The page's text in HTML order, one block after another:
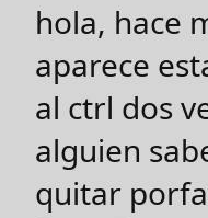
hola, hace
aparece
al ctrl dos
alguien
quitar